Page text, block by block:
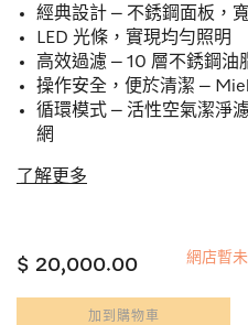
經典設計 – 不銹鋼面板，
LED 光條，實現均勻照明
高效過濾 – 10 層不銹鋼油
操作安全，便於清潔 –
循環模式 – 活性空氣潔淨
網
了解更多
$ 20,000.00 網店暫
加到購物車